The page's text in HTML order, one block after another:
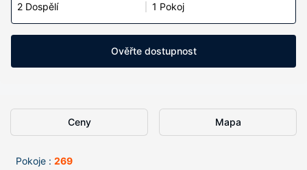
2 Dospělí 1 Pokoj
Ověřte dostupnost
Ceny Mapa
Pokoje : 269